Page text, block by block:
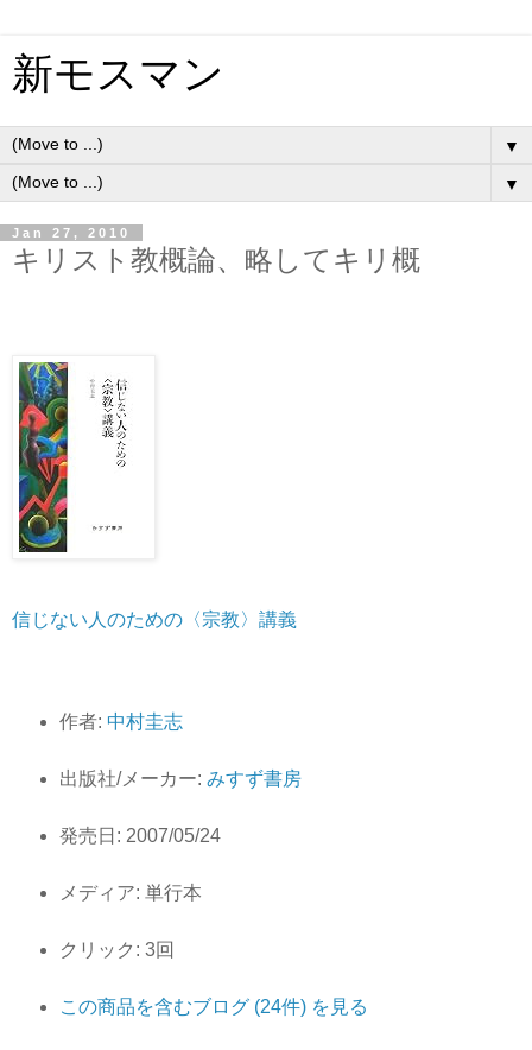
新モスマン
▼
▼
Jan 27, 2010
キリスト教概論、略してキリ概
信じない人のための〈宗教〉講義
作者: 中村圭志
出版社/メーカー: みすず書房
発売日: 2007/05/24
メディア: 単行本
クリック : 3回
この商品を含むブログ (24件) を見る